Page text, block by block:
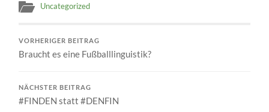
Uncategorized
VORHERIGER BEITRAG
Braucht es eine Fußballlinguistik?
NÄCHSTER BEITRAG
#FINDEN statt #DENFIN